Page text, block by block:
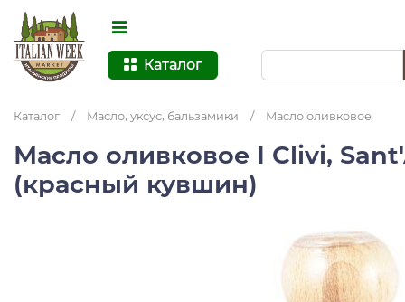
Каталог
Каталог / Масло, уксус, бальзамики / Масло оливковое
Масло оливковое I Clivi,
(красный кувшин)